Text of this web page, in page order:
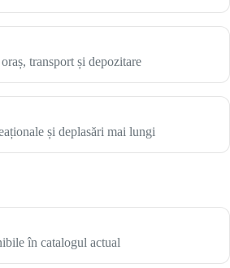
transport și depozitare
și deplasări mai lungi
în catalogul actual